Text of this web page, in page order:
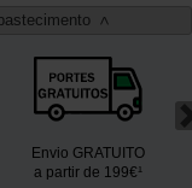
>
Envio GRATUITO
a partir de 199€¹